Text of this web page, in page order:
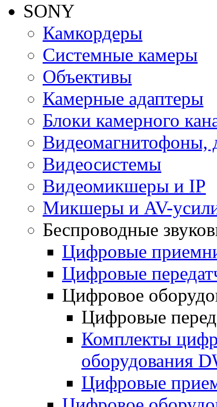
SONY
Камкордеры
Системные камеры
Объективы
Камерные адаптеры
Блоки камерного
Видеомагнитофоны,
Видеосистемы
Видеомикшеры и IP
Микшеры и AV-
Беспроводные
Цифровые
Цифровые
Цифровое
Цифровые
Комплекты
оборудования
Цифровые